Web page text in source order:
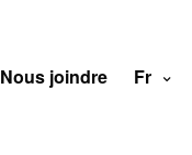
Nous joindre Fr